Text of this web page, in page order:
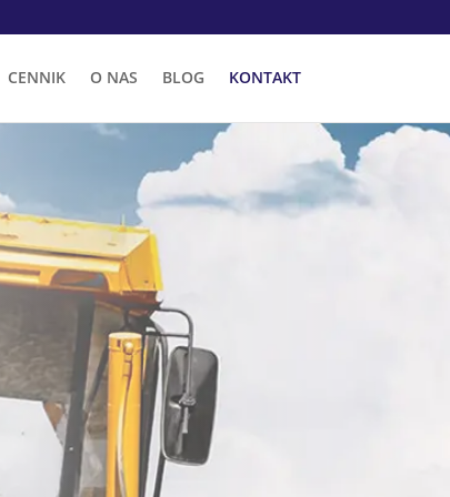
CENNIK O NAS BLOG KONTAKT